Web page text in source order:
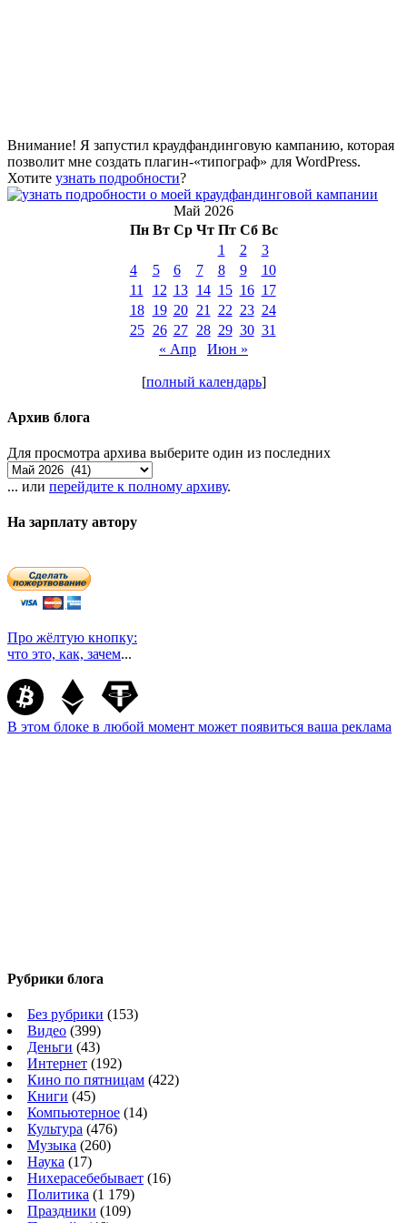
Внимание! Я запустил краудфандинговую кампанию, которая
позволит мне создать плагин-«типограф» для WordPress.
Хотите узнать подробности?
Май 2026
Пн Вт Ср Чт Пт Сб Вс
1
2
3
4
5 6 7 8 9
10
11
12 13 14 15 16 17
18
19 20 21 22 23 24
25
26 27 28 29 30 31
« Апр
Июн »
[полный календарь]
Архив блога
Для просмотра архива выберите один из последних
... или перейдите к полному архиву.
На зарплату автору
Про жёлтую кнопку:
что это, как, зачем...
В этом блоке в любой момент может появиться ваша реклама
Рубрики блога
Без рубрики (153)
Видео (399)
Деньги (43)
Интернет (192)
Кино по пятницам (422)
Книги (45)
Компьютерное (14)
Культура (476)
Музыка (260)
Наука (17)
Нихерасебебывает (16)
Политика (1 179)
Праздники (109)